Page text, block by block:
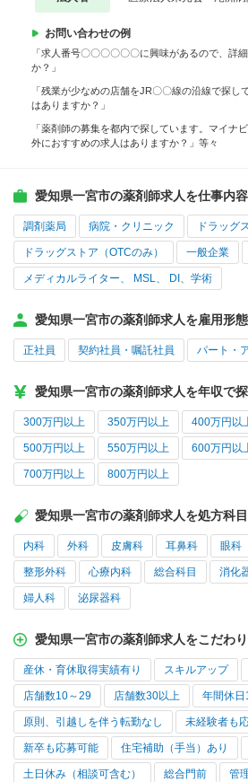
お問い合わせの例
「求人番号〇〇〇〇〇〇に興味があるので、詳
か？」
「残業が少なめの店舗をJR〇〇線の沿線で探し
はありますか？」
「薬剤師の募集を都内で探しています。マイナ
外におすすめの求人はありますか？」等々
愛知県一宮市の薬剤師求人を仕事内
調剤薬局 病院・クリニック ドラッグ
ドラッグストア（OTCのみ） 一般企業
メディカルライター、 MSL、 DI、学術
愛知県一宮市の薬剤師求人を雇用形
正社員 契約社員・嘱託社員 パート・
愛知県一宮市の薬剤師求人を年収で
300万円以上 350万円以上 400万円以
500万円以上 550万円以上 600万円以
700万円以上 800万円以上
愛知県一宮市の薬剤師求人を処方科
内科 外科 皮膚科 耳鼻科 眼科
整形外科 心療内科 総合科目 消化
婦人科 泌尿器科
愛知県一宮市の薬剤師求人をこだわ
産休・育休取得実績有り スキルアップ
店舗数10～29 店舗数30以上 年間休
原則、引越しを伴う転勤なし 未経験者も
新卒も応募可能 住宅補助（手当）あり
土日休み（相談可含む） 総合門前 管